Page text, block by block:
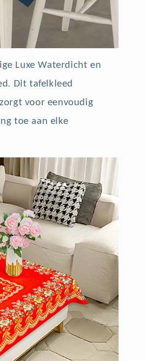
Luxe Waterdicht en
Dit tafelkleed
voor eenvoudig
toe aan elke